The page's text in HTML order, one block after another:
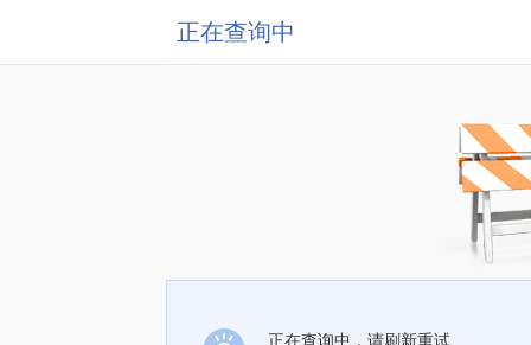
正在查询中
正在查询中，请刷新重试